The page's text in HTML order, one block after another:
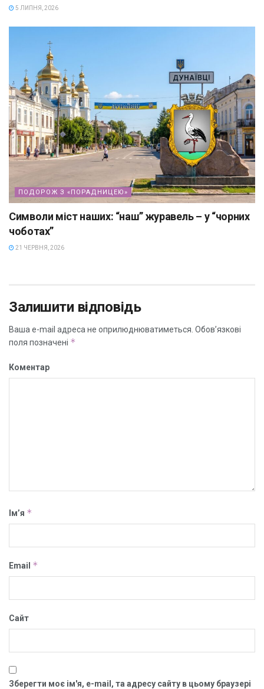
5 ЛИПНЯ, 2026
ПОДОРОЖ З «ПОРАДНИЦЕЮ»
Символи міст наших: “наш” журавель – у “чорних
чоботах”
21 ЧЕРВНЯ, 2026
Залишити відповідь
Ваша e-mail адреса не оприлюднюватиметься. Обов’язкові
поля позначені *
Коментар
Ім’я *
Email *
Сайт
Зберегти моє ім'я, e-mail, та адресу сайту в цьому браузері